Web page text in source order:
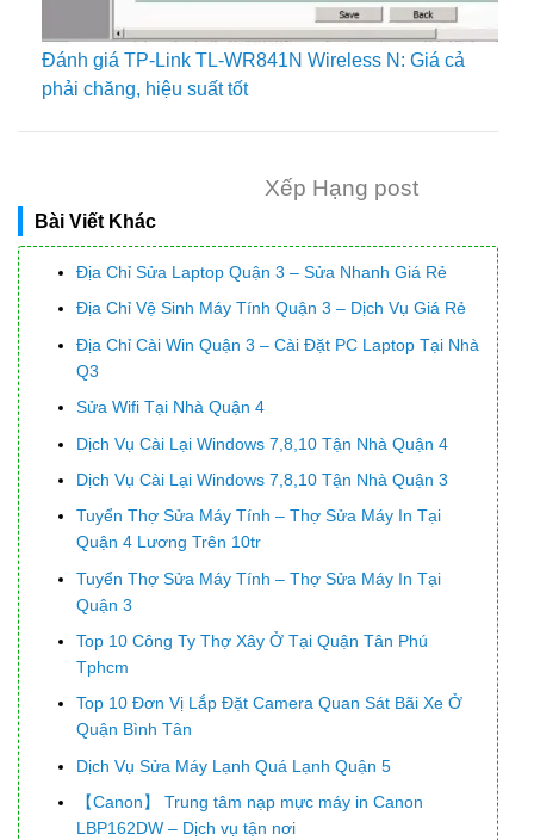
Đánh giá TP-Link TL-WR841N Wireless N: Giá cả
phải chăng, hiệu suất tốt
Xếp Hạng post
Bài Viết Khác
Địa Chỉ Sửa Laptop Quận 3 – Sửa Nhanh Giá Rẻ
Địa Chỉ Vệ Sinh Máy Tính Quận 3 – Dịch Vụ Giá Rẻ
Địa Chỉ Cài Win Quận 3 – Cài Đặt PC Laptop Tại Nhà
Q3
Sửa Wifi Tại Nhà Quận 4
Dịch Vụ Cài Lại Windows 7,8,10 Tận Nhà Quận 4
Dịch Vụ Cài Lại Windows 7,8,10 Tận Nhà Quận 3
Tuyển Thợ Sửa Máy Tính – Thợ Sửa Máy In Tại
Quận 4 Lương Trên 10tr
Tuyển Thợ Sửa Máy Tính – Thợ Sửa Máy In Tại
Quận 3
Top 10 Công Ty Thợ Xây Ở Tại Quận Tân Phú
Tphcm
Top 10 Đơn Vị Lắp Đặt Camera Quan Sát Bãi Xe Ở
Quận Bình Tân
Dịch Vụ Sửa Máy Lạnh Quá Lạnh Quận 5
【Canon】 Trung tâm nạp mực máy in Canon
LBP162DW – Dịch vụ tận nơi